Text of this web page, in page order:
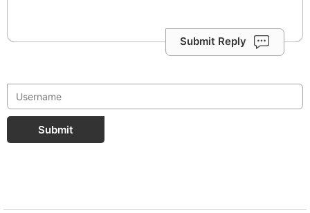
Submit Reply
Submit